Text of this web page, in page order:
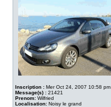
Inscription : Mer Oct 24, 2007 10:58 pm
Message(s) : 21421
Prenom: Wilfried
Localisation: Noisy le grand